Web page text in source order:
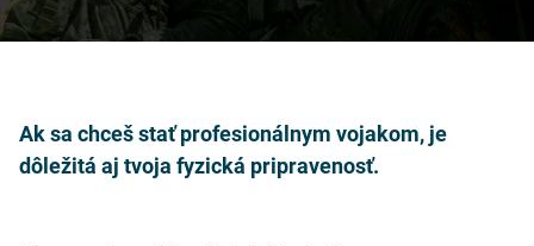
Ak sa chceš stať profesionálnym vojakom, je
dôležitá aj tvoja fyzická pripravenosť.